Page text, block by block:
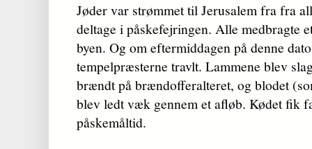
Jøder var strømmet til Jerusalem fra fra
deltage i påskefejringen. Alle medbragte
byen. Og om eftermiddagen på denne
tempelpræsterne travlt. Lammene blev
brændt på brændofferalteret, og blodet
blev ledt væk gennem et afløb. Kødet fik
påskemåltid.